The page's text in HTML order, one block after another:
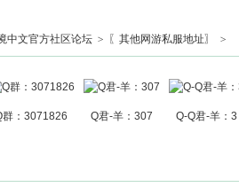
我的空间
帖子
中文官方社区论坛 > 〖其他网游私服地址〗 >
群：3071826 Q君-羊：307 Q-Q君-羊：3